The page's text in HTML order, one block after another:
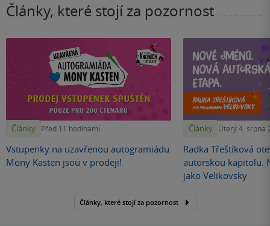
Články, které stojí za pozornost
Články Před 11 hodinami
Vstupenky na uzavřenou autogramiádu
Mony Kasten jsou v prodeji!
Články Úterý 4. srpna
Radka Třeštíková
autorskou kapitolu.
jako Velikovsky
Články, které stojí za pozornost